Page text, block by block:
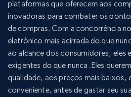
plataformas que oferecem aos
inovadoras para combater os
de compras. Com a concorrência
eletrônico mais acirrada do que
ao alcance dos consumidores, eles
exigentes do que nunca. Eles
qualidade, aos preços mais baixos,
conveniente, antes de gastar seu